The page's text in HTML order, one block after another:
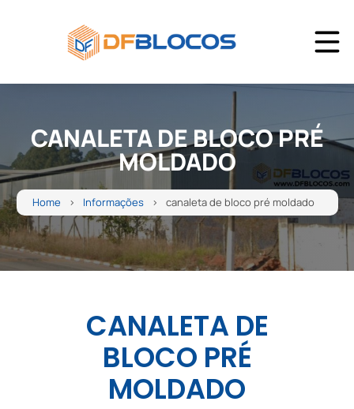
CANALETA DE BLOCO PRÉ
MOLDADO
Home Informações canaleta de bloco pré moldado
CANALETA DE
BLOCO PRÉ
MOLDADO